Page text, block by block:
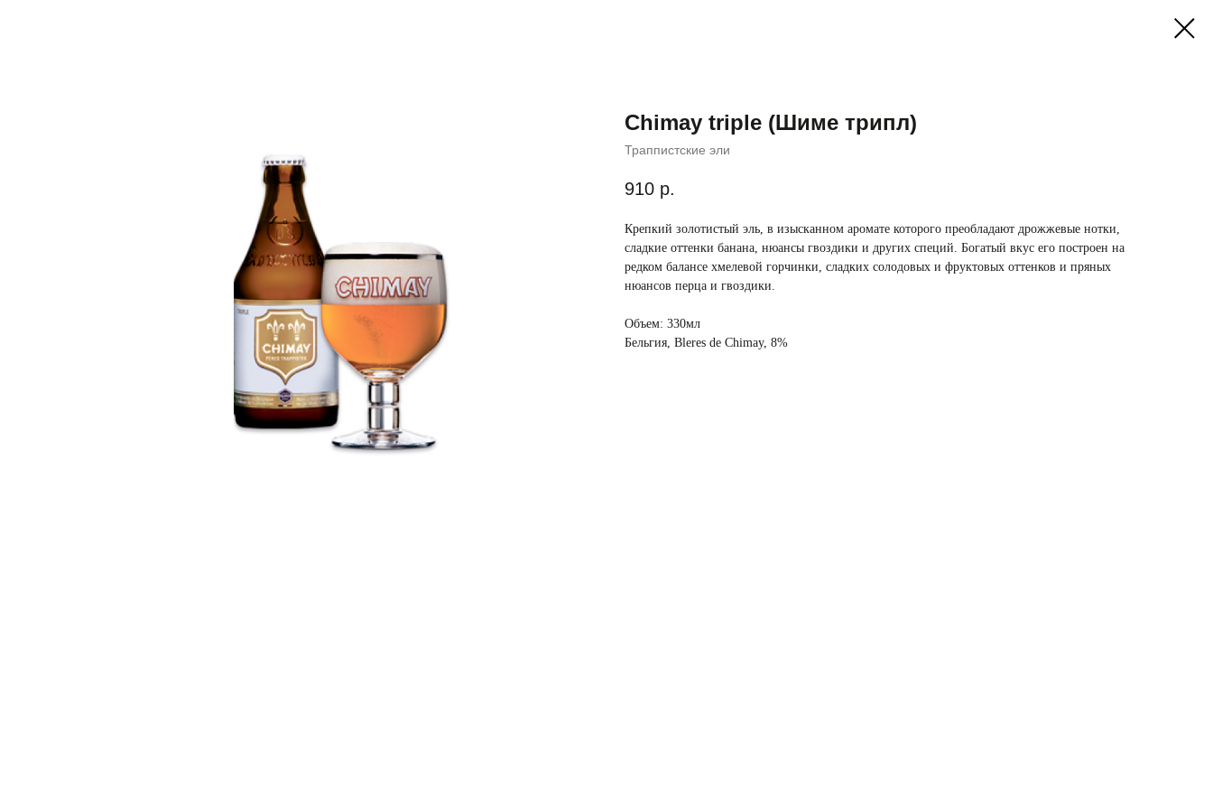
Chimay triple (Шиме трипл)
Траппистские эли
910 р.
Крепкий золотистый эль, в изысканном аромате которого преобладают дрожжевые нотки,
сладкие оттенки банана, нюансы гвоздики и других специй. Богатый вкус его построен на
редком балансе хмелевой горчинки, сладких солодовых и фруктовых оттенков и пряных
нюансов перца и гвоздики.
Объем: 330мл
Бельгия, Bleres de Chimay, 8%